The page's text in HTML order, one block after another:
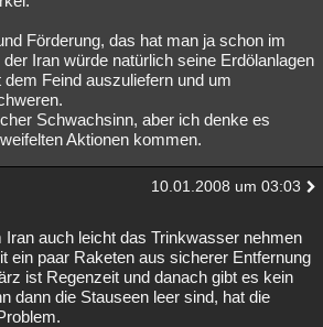
Förderung, das hat man ja schon im
Iran würde natürlich seine Erdölanlagen
Feind auszuliefern und um
Schwachsinn, aber ich denke es
Aktionen kommen.
10.01.2008 um 03:03
Iran auch leicht das Trinkwasser nehmen
ein paar Raketen aus sicherer Entfernung
ist Regenzeit und danach gibt es kein
dann die Stauseen leer sind, hat die